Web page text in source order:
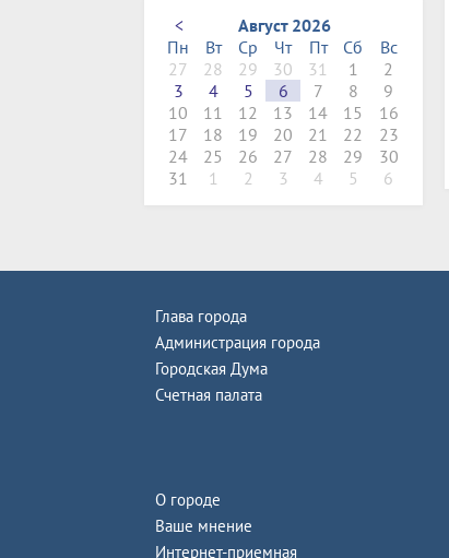
<
Август 2026
Пн
Вт Ср Чт Пт Сб
Вс
27
28 29 30 31 1
2
3
4 5 6 7 8
9
10
11 12 13 14 15
16
17
18 19 20 21 22
23
24
25 26 27 28 29
30
31
1 2 3 4 5 6
Глава города
Администрация города
Городская Дума
Счетная палата
О городе
Ваше мнение
Интернет-приемная